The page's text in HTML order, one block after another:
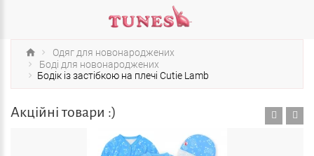
Одяг для новонароджених
Боді для новонароджених
Бодік із застібкою на плечі Cutie Lamb
Акційні товари :)